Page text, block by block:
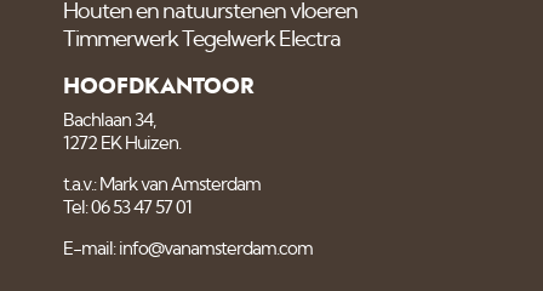
Houten en natuurstenen vloeren
Timmerwerk Tegelwerk Electra
HOOFDKANTOOR
Bachlaan 34,
1272 EK Huizen.
t.a.v.: Mark van Amsterdam
Tel: 06 53 47 57 01
E-mail: info@vanamsterdam.com